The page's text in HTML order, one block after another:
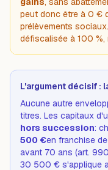
peut donc être à 0 €
prélèvements
défiscalisée à 100 %,
L'argument décisif :
Aucune autre
titres. Les capitaux
hors succession:
500 €en franchise
avant 70 ans (art.
30 500 € s'applique